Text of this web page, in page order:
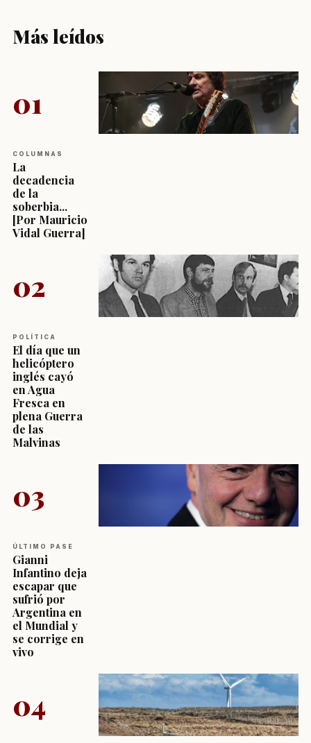
Más leídos
01
COLUMNAS
La
decadencia
de la
soberbia...
[Por Mauricio
Vidal Guerra]
02
POLÍTICA
El día que un
helicóptero
inglés cayó
en Agua
Fresca en
plena Guerra
de las
Malvinas
03
ÚLTIMO PASE
Gianni
Infantino deja
escapar que
sufrió por
Argentina en
el Mundial y
se corrige en
vivo
04